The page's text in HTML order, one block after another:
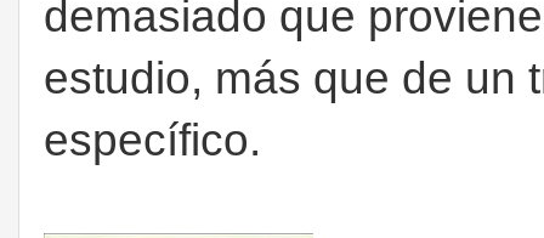
demasiado que
estudio, más que de un
específico.